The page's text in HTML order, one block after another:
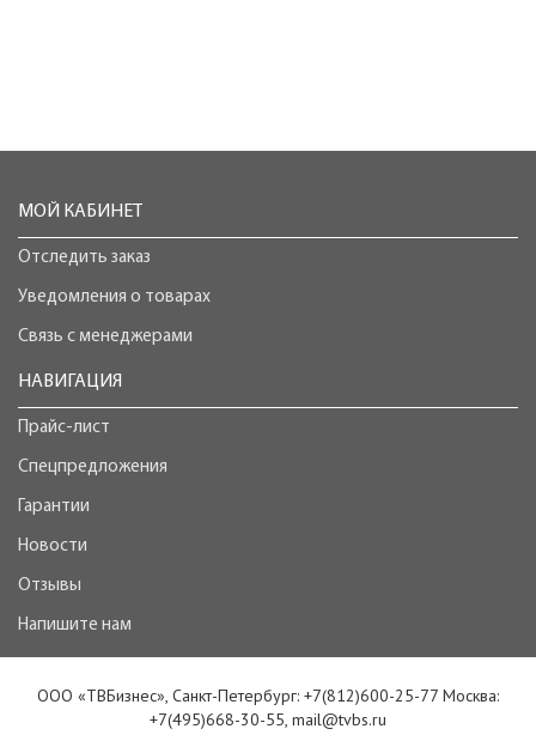
МОЙ КАБИНЕТ
Отследить заказ
Уведомления о товарах
Связь с менеджерами
НАВИГАЦИЯ
Прайс-лист
Спецпредложения
Гарантии
Новости
Отзывы
Напишите нам
ООО «ТВБизнес», Санкт-Петербург: +7(812)600-25-77 Москва:
+7(495)668-30-55, mail@tvbs.ru